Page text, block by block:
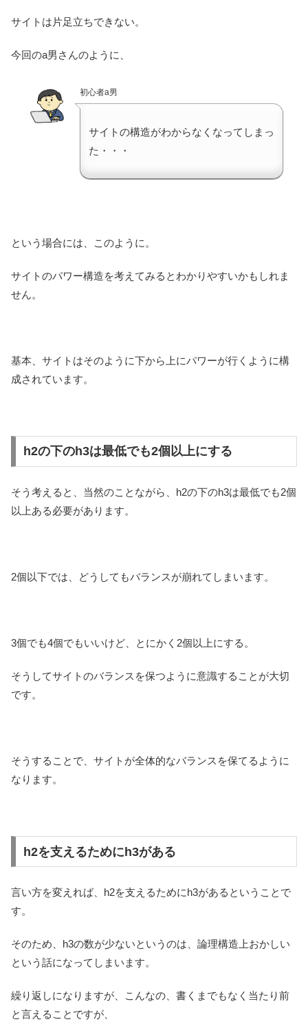
サイトは片足立ちできない。
今回のa男さんのように、
初心者a男
サイトの構造がわからなくなってしまっ
た・・・
という場合には、このように。
サイトのパワー構造を考えてみるとわかりやすいかもしれま
せん。
基本、サイトはそのように下から上にパワーが行くように構
成されています。
h2の下のh3は最低でも2個以上にする
そう考えると、当然のことながら、h2の下のh3は最低でも2個
以上ある必要があります。
2個以下では、どうしてもバランスが崩れてしまいます。
3個でも4個でもいいけど、とにかく2個以上にする。
そうしてサイトのバランスを保つように意識することが大切
です。
そうすることで、サイトが全体的なバランスを保てるように
なります。
h2を支えるためにh3がある
言い方を変えれば、h2を支えるためにh3があるということで
す。
そのため、h3の数が少ないというのは、論理構造上おかしい
という話になってしまいます。
繰り返しになりますが、こんなの、書くまでもなく当たり前
と言えることですが、